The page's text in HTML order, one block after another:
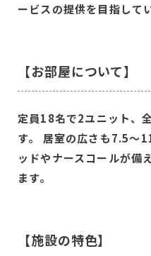
ービスの提供を目指して
【お部屋について】
定員18名で2ユニット、
す。 居室の広さも7.5～
ッドやナースコールが備
ます。
【施設の特色】